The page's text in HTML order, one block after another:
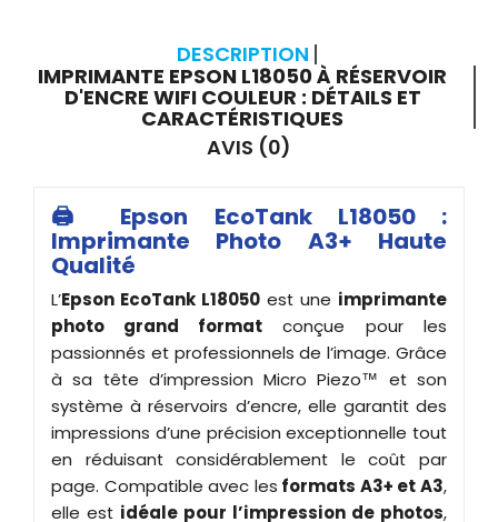
DESCRIPTION
IMPRIMANTE EPSON L18050 À RÉSERVOIR
D'ENCRE WIFI COULEUR : DÉTAILS ET
CARACTÉRISTIQUES
AVIS (0)
🖨️ Epson EcoTank L18050 :
Imprimante Photo A3+ Haute
Qualité
L’Epson EcoTank L18050 est une imprimante
photo grand formatconçue pour les
passionnés et professionnels de l’image. Grâce
à sa tête d’impression Micro Piezo™ et son
système à réservoirs d’encre, elle garantit des
impressions d’une précision exceptionnelle tout
en réduisant considérablement le coût par
page. Compatible avec lesformats A3+ et A3,
elle est idéale pour l’impression de photos,